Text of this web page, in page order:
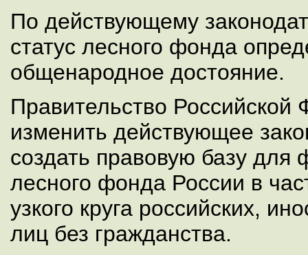
По действующему
статус лесного фонда
общенародное достояние.
Правительство Российской
изменить действующее
создать правовую базу для
лесного фонда России в
узкого круга российских,
лиц без гражданства.